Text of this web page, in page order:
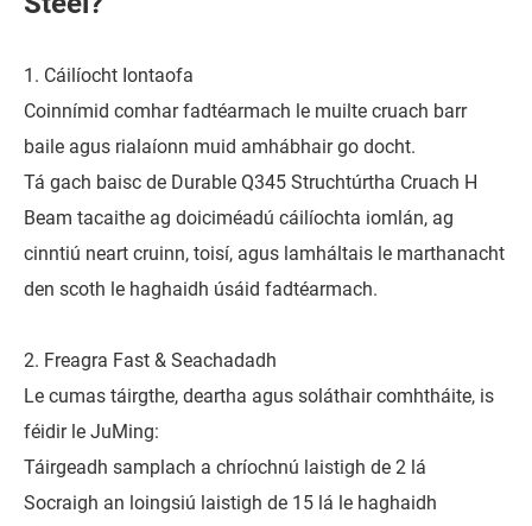
1. Cáilíocht Iontaofa
Coinnímid comhar fadtéarmach le muilte cruach barr
baile agus rialaíonn muid amhábhair go docht.
Tá gach baisc de Durable Q345 Struchtúrtha Cruach H
Beam tacaithe ag doiciméadú cáilíochta iomlán, ag
cinntiú neart cruinn, toisí, agus lamháltais le marthanacht
den scoth le haghaidh úsáid fadtéarmach.
2. Freagra Fast & Seachadadh
Le cumas táirgthe, deartha agus soláthair comhtháite, is
féidir le JuMing:
Táirgeadh samplach a chríochnú laistigh de 2 lá
Socraigh an loingsiú laistigh de 15 lá le haghaidh